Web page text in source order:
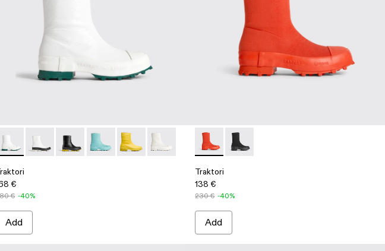
005
- K300337-018 - White
Traktori - K300337-021
Traktori - K300337-020
Traktori - K300337-015
Traktori - K300337-005
Traktori - K300337-003 - White
€
€ -40%
Add
Traktori - K300428-002 - Red
Traktori - K300428-001
Traktori
138 €
230 € -40%
Add